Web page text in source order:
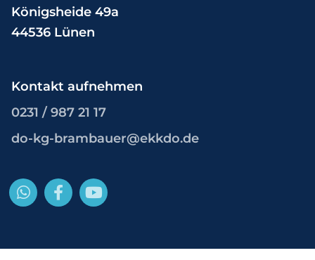
Königsheide 49a
44536 Lünen
Kontakt aufnehmen
0231 / 987 21 17
do-kg-brambauer@ekkdo.de